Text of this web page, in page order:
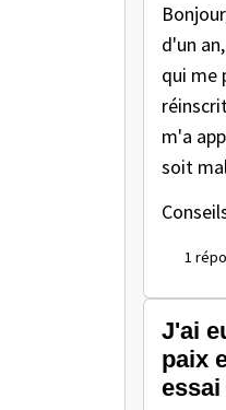
d'un
qui me
m'a
soit
1
J'ai
paix
essai